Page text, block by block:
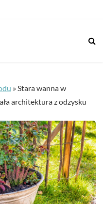
»Stara wanna w
architektura z odzysku